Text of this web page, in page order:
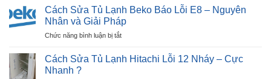
Tại
Nhà
Báo
Lỗi
E9
–
5
sửa
tủ
lạnh
Hitachi
đèn
Cách Sửa Tủ Lạnh Beko Báo Lỗi E8 – Nguyên
Nhân và Giải Pháp
Chức năng bình luận bị tắtở
Sửa
Cách Sửa Tủ Lạnh Hitachi Lỗi 12 Nháy – Cực
Nhanh ?